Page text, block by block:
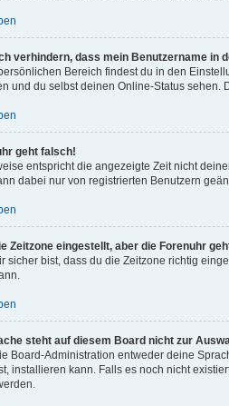
verhindern, dass mein Benutzername in
Bereich findest du in den
und du selbst deinen Online-Status sehen.
geht falsch!
entspricht die angezeigte Zeit nicht
dabei nur von registrierten Benutzern
Zeitzone eingestellt, aber die Forenuhr
sicher bist, dass du die Zeitzone richtig
steht auf diesem Board nicht zur
Board-Administration entweder deine
installieren kann. Falls es noch nicht